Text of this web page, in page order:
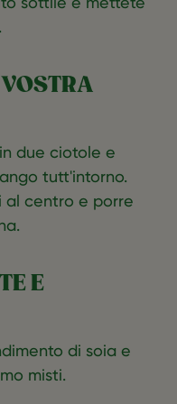
due ciotole e
tutt'intorno.
al centro e porre
E
di soia e
misti.